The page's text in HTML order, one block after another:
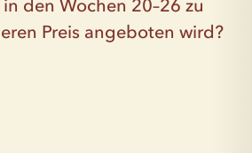
den Wochen 20–26 zu
Preis angeboten wird?